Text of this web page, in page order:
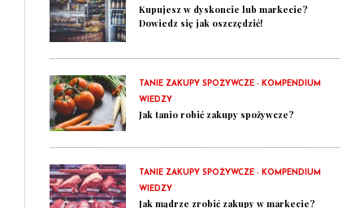
Kupujesz w dyskoncie lub markecie?
Dowiedz się jak oszczędzić!
TANIE ZAKUPY SPOŻYWCZE - KOMPENDIUM
WIEDZY
Jak tanio robić zakupy spożywcze?
TANIE ZAKUPY SPOŻYWCZE - KOMPENDIUM
WIEDZY
Jak mądrze zrobić zakupy w markecie?